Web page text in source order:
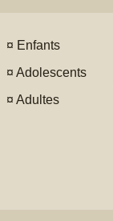
¤ Enfants
¤ Adolescents
¤ Adultes